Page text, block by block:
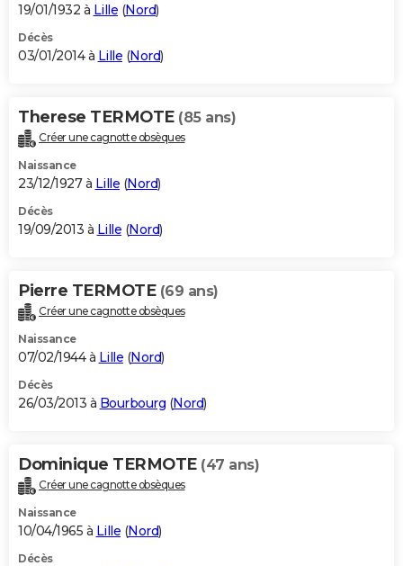
19/01/1932 à Lille (Nord)
Décès
03/01/2014 à Lille (Nord)
Therese TERMOTE (85 ans)
Créer une cagnotte obsèques
Naissance
23/12/1927 à Lille (Nord)
Décès
19/09/2013 à Lille (Nord)
Pierre TERMOTE (69 ans)
Créer une cagnotte obsèques
Naissance
07/02/1944 à Lille (Nord)
Décès
26/03/2013 à Bourbourg (Nord)
Dominique TERMOTE (47 ans)
Créer une cagnotte obsèques
Naissance
10/04/1965 à Lille (Nord)
Décès